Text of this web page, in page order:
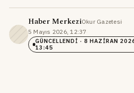
Haber MerkeziOkur Gazetesi·
5 Mayıs 2026, 12:37·
GÜNCELLENDI · 8 HAZIRAN
13:45